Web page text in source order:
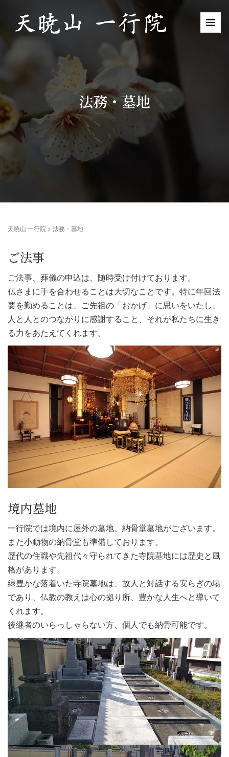
法務・墓地
天暁山 一行院 > 法務・墓地
ご法事
ご法事、葬儀の申込は、随時受け付けております。
仏さまに手を合わせることは大切なことです。特に年回法
要を勤めることは、ご先祖の「おかげ」に思いをいたし、
人と人とのつながりに感謝すること、それが私たちに生き
る力をあたえてくれます。
境内墓地
一行院では境内に屋外の墓地、納骨堂墓地がございます。
また小動物の納骨堂も準備しております。
歴代の住職や先祖代々守られてきた寺院墓地には歴史と風
格があります。
緑豊かな落着いた寺院墓地は、故人と対話する安らぎの場
であり、仏教の教えは心の拠り所、豊かな人生へと導いて
くれます。
後継者のいらっしゃらない方、個人でも納骨可能です。